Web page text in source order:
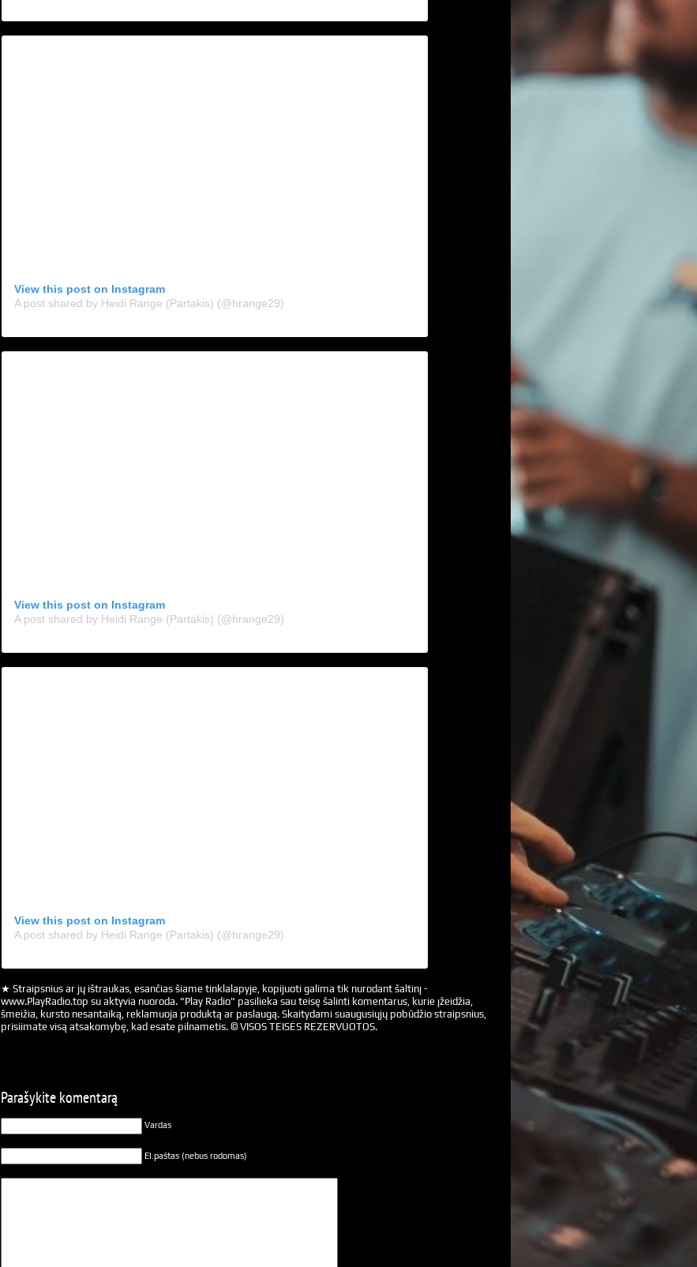
View this post on Instagram
A post shared by Heidi Range (Partakis) (@hrange29)
View this post on Instagram
A post shared by Heidi Range (Partakis) (@hrange29)
View this post on Instagram
A post shared by Heidi Range (Partakis) (@hrange29)
★ Straipsnius ar jų ištraukas, esančias šiame tinklalapyje, kopijuoti galima tik nurodant šaltinį -
www.PlayRadio.top su aktyvia nuoroda. "Play Radio" pasilieka sau teisę šalinti komentarus, kurie įžeidžia,
šmeižia, kursto nesantaiką, reklamuoja produktą ar paslaugą. Skaitydami suaugusiųjų pobūdžio straipsnius,
prisiimate visą atsakomybę, kad esate pilnametis. © VISOS TEISĖS REZERVUOTOS.
Parašykite komentarą
Vardas
El.paštas (nebus rodomas)